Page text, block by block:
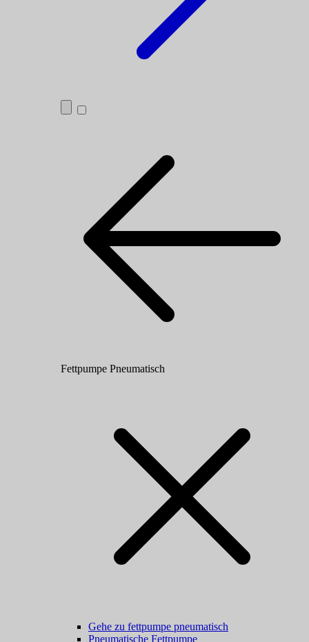
Fettpumpe Pneumatisch
Gehe zu fettpumpe pneumatisch
Pneumatische Fettpumpe